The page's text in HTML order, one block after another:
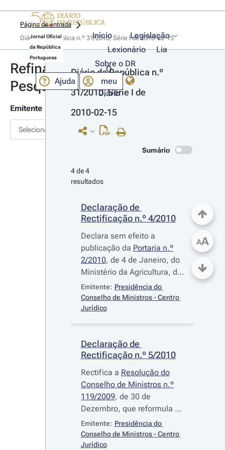
Jornal Oficial
da República
Portuguesa
Início
Legislação
Lexionário
Lia
Sobre o DR
Ajuda
O
meu
Diário
Página de entrada
Diário da República n.º 31/2010, Série I de 2010-02-15
Refinar
Pesquisa
Emitente
Selecionar
Diário da República n.º
31/2010, Série I de
2010-02-15
Sumário
4 de 4
resultados
Declaração de
Rectificação n.º 4/2010
Declara sem efeito a
publicação da Portaria n.º
2/2010, de 4 de Janeiro, do
Ministério da Agricultura, do
Desenvolvimento Rural e das
Pescas, que altera aPortaria
n.º 1073/2008
pela realização de
actividades de inspecção
hígio-sanitária, verificação e
auditoria no âmbito do
controlo oficial nos
estabelecimentos ou
operadores que
desenvolvam actividades
relativas aos alimentos e
Emitente: Presidência do
Conselho de Ministros - Centro
Jurídico
Declaração de
Rectificação n.º 5/2010
Rectifica a Resolução do
Conselho de Ministros n.º
119/2009, de 30 de
Dezembro, que reformula a
Comissão Interministerial
para os Assuntos do Mar e
prorroga o mandato da
Emitente: Presidência do
Conselho de Ministros - Centro
Jurídico
AA